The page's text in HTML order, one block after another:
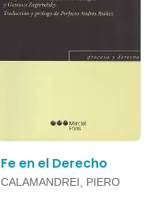
Fe en el Derecho
CALAMANDREI, PIERO